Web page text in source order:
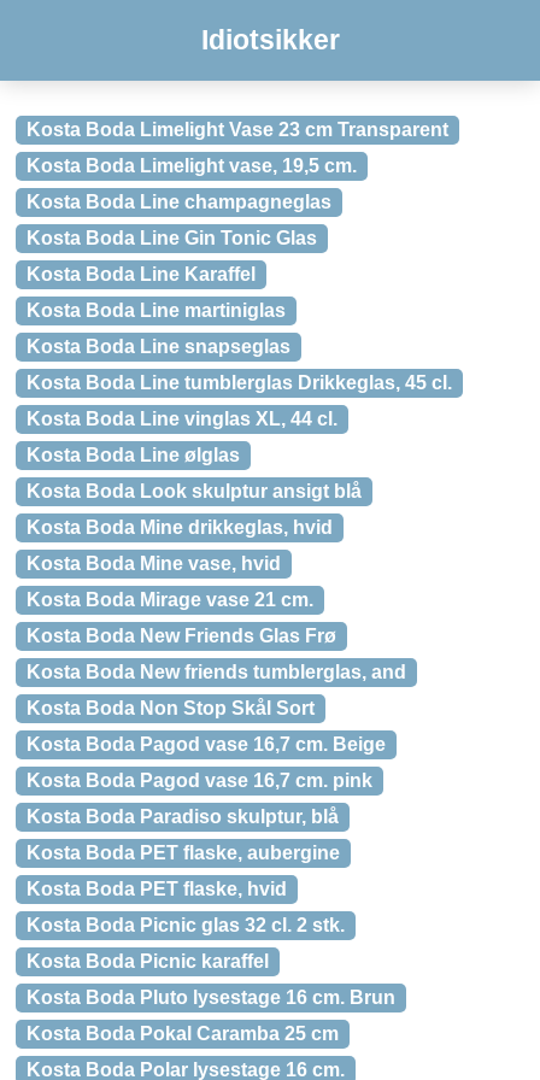
Idiotsikker
Kosta Boda Limelight Vase 23 cm Transparent
Kosta Boda Limelight vase, 19,5 cm.
Kosta Boda Line champagneglas
Kosta Boda Line Gin Tonic Glas
Kosta Boda Line Karaffel
Kosta Boda Line martiniglas
Kosta Boda Line snapseglas
Kosta Boda Line tumblerglas Drikkeglas, 45 cl.
Kosta Boda Line vinglas XL, 44 cl.
Kosta Boda Line ølglas
Kosta Boda Look skulptur ansigt blå
Kosta Boda Mine drikkeglas, hvid
Kosta Boda Mine vase, hvid
Kosta Boda Mirage vase 21 cm.
Kosta Boda New Friends Glas Frø
Kosta Boda New friends tumblerglas, and
Kosta Boda Non Stop Skål Sort
Kosta Boda Pagod vase 16,7 cm. Beige
Kosta Boda Pagod vase 16,7 cm. pink
Kosta Boda Paradiso skulptur, blå
Kosta Boda PET flaske, aubergine
Kosta Boda PET flaske, hvid
Kosta Boda Picnic glas 32 cl. 2 stk.
Kosta Boda Picnic karaffel
Kosta Boda Pluto lysestage 16 cm. Brun
Kosta Boda Pokal Caramba 25 cm
Kosta Boda Polar lysestage 16 cm.